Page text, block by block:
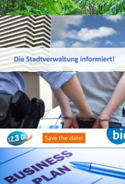
FB News
FB Kultur
WEITERHIN
FB News
1,2,3 GO®